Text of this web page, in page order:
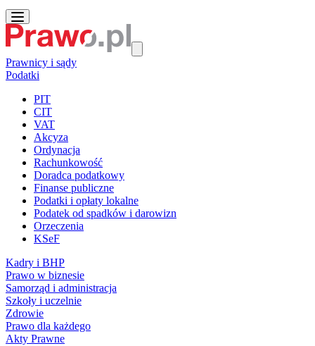
Prawnicy i sądy
Podatki
PIT
CIT
VAT
Akcyza
Ordynacja
Rachunkowość
Doradca podatkowy
Finanse publiczne
Podatki i opłaty lokalne
Podatek od spadków i darowizn
Orzeczenia
KSeF
Kadry i BHP
Prawo w biznesie
Samorząd i administracja
Szkoły i uczelnie
Zdrowie
Prawo dla każdego
Akty Prawne